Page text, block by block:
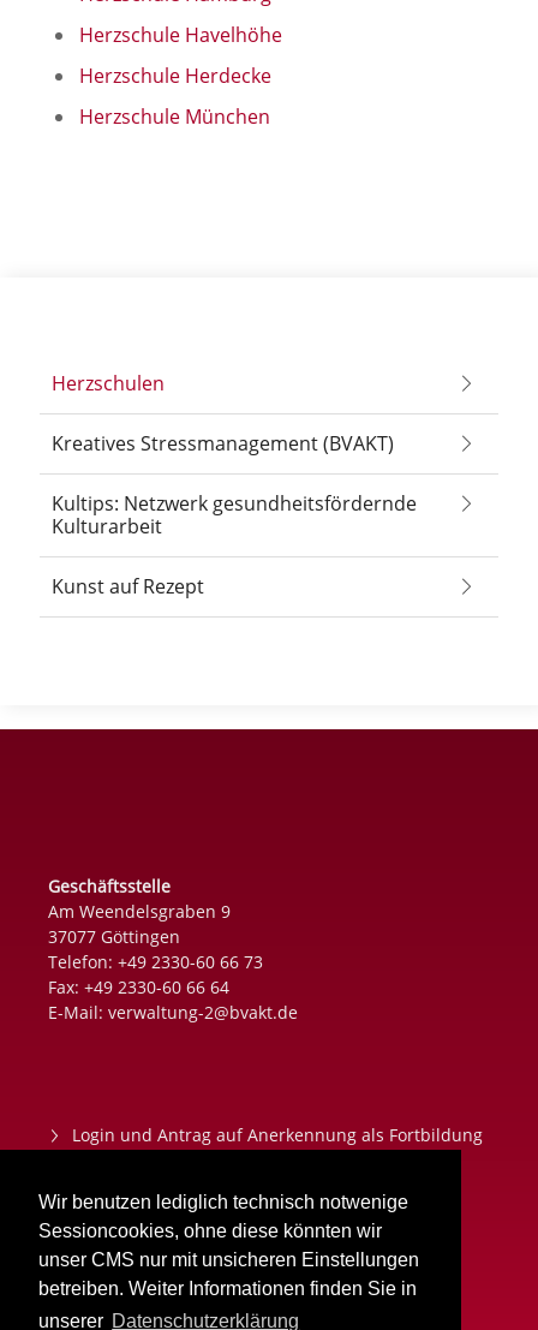
Wir benutzen lediglich technisch notwenige
Sessioncookies, ohne diese könnten wir
unser CMS nur mit unsicheren Einstellungen
betreiben. Weiter Informationen finden Sie in
unserer Datenschutzerklärung
Herzschule Havelhöhe
Herzschule Herdecke
Herzschule München
Herzschulen
Kreatives Stressmanagement (BVAKT)
Kultips: Netzwerk gesundheitsfördernde
Kulturarbeit
Kunst auf Rezept
Geschäftsstelle
Am Weendelsgraben 9
37077 Göttingen
Telefon: +49 2330-60 66 73
Fax: +49 2330-60 66 64
E-Mail: verwaltung-2@bvakt.de
Login und Antrag auf Anerkennung als Fortbildung
Impressum
Aktuelles